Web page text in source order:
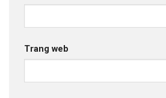
Trang web